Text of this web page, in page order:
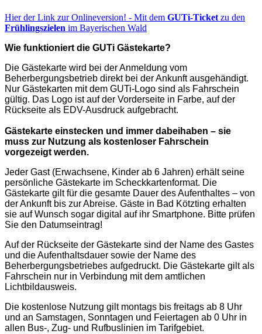
Hier der Link zur Onlineversion! - Mit dem GUTi-Ticket zu den
Frühlingszielen im Bayerischen Wald
Wie funktioniert die GUTi Gästekarte?
Die Gästekarte wird bei der Anmeldung vom
Beherbergungsbetrieb direkt bei der Ankunft ausgehändigt.
Nur Gästekarten mit dem GUTi-Logo sind als Fahrschein
gültig. Das Logo ist auf der Vorderseite in Farbe, auf der
Rückseite als EDV-Ausdruck aufgebracht.
Gästekarte einstecken und immer dabeihaben – sie
muss zur Nutzung als kostenloser Fahrschein
vorgezeigt werden.
Jeder Gast (Erwachsene, Kinder ab 6 Jahren) erhält seine
persönliche Gästekarte im Scheckkartenformat. Die
Gästekarte gilt für die gesamte Dauer des Aufenthaltes – von
der Ankunft bis zur Abreise. Gäste in Bad Kötzting erhalten
sie auf Wunsch sogar digital auf ihr Smartphone. Bitte prüfen
Sie den Datumseintrag!
Auf der Rückseite der Gästekarte sind der Name des Gastes
und die Aufenthaltsdauer sowie der Name des
Beherbergungsbetriebes aufgedruckt. Die Gästekarte gilt als
Fahrschein nur in Verbindung mit dem amtlichen
Lichtbildausweis.
Die kostenlose Nutzung gilt montags bis freitags ab 8 Uhr
und an Samstagen, Sonntagen und Feiertagen ab 0 Uhr in
allen Bus-, Zug- und Rufbuslinien im Tarifgebiet.